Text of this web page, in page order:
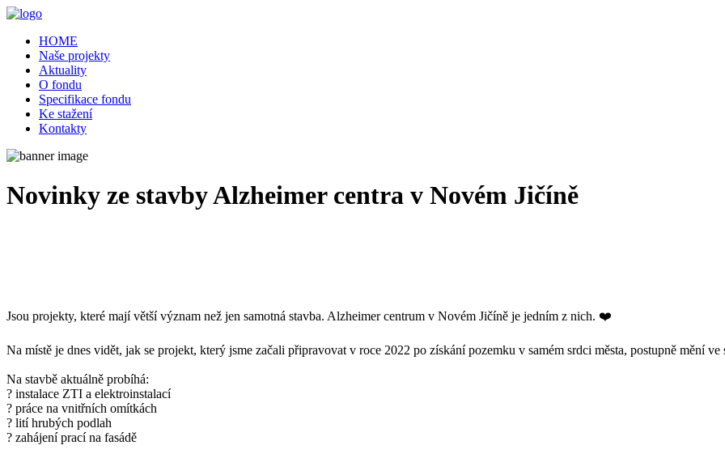
HOME
Naše projekty
Aktuality
O fondu
Specifikace fondu
Ke stažení
Kontakty
Novinky ze stavby Alzheimer centra v Novém Jičíně
Jsou projekty, které mají větší význam než jen samotná stavba. Alzheimer centrum v Novém Jičíně je jedním z nich. ❤️
Na místě je dnes vidět, jak se projekt, který jsme začali připravovat v roce 2022 po získání pozemku v samém srdci města, postupně mění ve
Na stavbě aktuálně probíhá:
? instalace ZTI a elektroinstalací
? práce na vnitřních omítkách
? lití hrubých podlah
? zahájení prací na fasádě